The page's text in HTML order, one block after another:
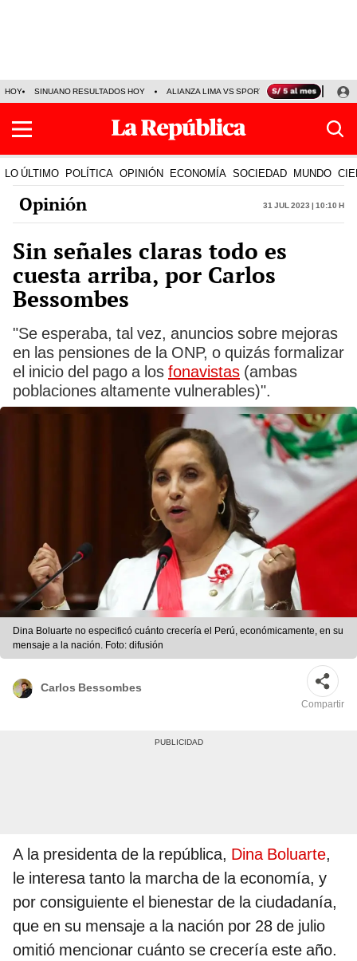
HOY SINUANO RESULTADOS HOY ALIANZA LIMA VS SPORT BOYS JORGE
LO ÚLTIMO POLÍTICA OPINIÓN ECONOMÍA SOCIEDAD MUNDO
Opinión 31 Jul 2023 | 10:10 h
Sin señales claras todo es
cuesta arriba, por Carlos
Bessombes
"Se esperaba, tal vez, anuncios sobre mejoras
en las pensiones de la ONP, o quizás formalizar
el inicio del pago a los fonavistas (ambas
poblaciones altamente vulnerables)".
Dina Boluarte no especificó cuánto crecería el Perú, económicamente, en su
mensaje a la nación. Foto: difusión
Carlos Bessombes
Compartir
A la presidenta de la república, Dina Boluarte,
le interesa tanto la marcha de la economía, y
por consiguiente el bienestar de la ciudadanía,
que en su mensaje a la nación por 28 de julio
omitió mencionar cuánto se crecería este año.